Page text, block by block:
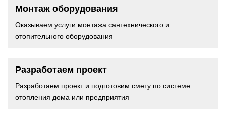
Монтаж оборудования
Оказываем услуги монтажа сантехнического и
отопительного оборудования
Разработаем проект
Разработаем проект и подготовим смету по системе
отопления дома или предприятия